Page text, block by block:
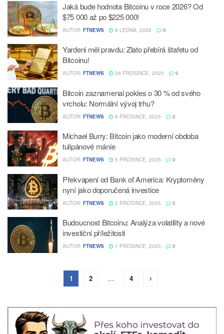
Jaká bude hodnota Bitcoinu v roce 2026? Od
$75 000 až po $225 000!
AUTOR: FTNEWS 8 LEDNA, 2026 0
Yardeni měl pravdu: Zlato přebírá štafetu od
Bitcoinu!
AUTOR: FTNEWS 26 PROSINCE, 2025 0
Bitcoin zaznamenal pokles o 30 % od svého
vrcholu: Normální vývoj trhu?
AUTOR: FTNEWS 8 PROSINCE, 2025 0
Michael Burry: Bitcoin jako moderní obdoba
tulipánové mánie
AUTOR: FTNEWS 5 PROSINCE, 2025 0
Překvapení od Bank of America: Kryptoměny
nyní jako doporučená investice
AUTOR: FTNEWS 2 PROSINCE, 2025 0
Budoucnost Bitcoinu: Analýza volatility a nové
investiční příležitosti
AUTOR: FTNEWS 1 PROSINCE, 2025 0
1 2 … 4